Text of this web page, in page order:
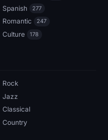
Spanish 277
Romantic 247
Culture 178
Rock
Jazz
Classical
Country